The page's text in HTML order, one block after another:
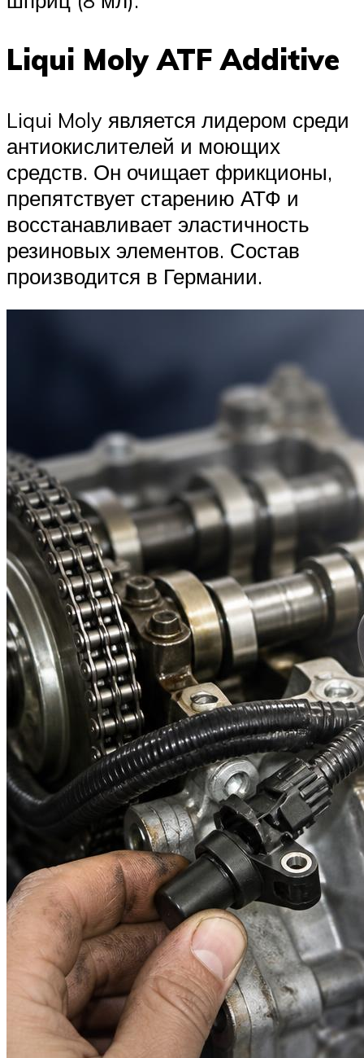
Liqui Moly ATF Additive
Liqui Moly является лидером среди
антиокислителей и моющих
средств. Он очищает фрикционы,
препятствует старению АТФ и
восстанавливает эластичность
резиновых элементов. Состав
производится в Германии.